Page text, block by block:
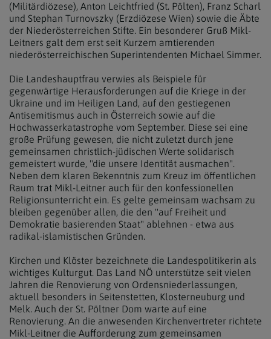
(Militärdiözese), Anton Leichtfried (St. Pölten), Franz Scharl
und Stephan Turnovszky (Erzdiözese Wien) sowie die Äbte
der Niederösterreichen Stifte. Ein besonderer Gruß Mikl-
Leitners galt dem erst seit Kurzem amtierenden
niederösterreichischen Superintendenten Michael Simmer.
Die Landeshauptfrau verwies als Beispiele für
gegenwärtige Herausforderungen auf die Kriege in der
Ukraine und im Heiligen Land, auf den gestiegenen
Antisemitismus auch in Österreich sowie auf die
Hochwasserkatastrophe vom September. Diese sei eine
große Prüfung gewesen, die nicht zuletzt durch jene
gemeinsamen christlich-jüdischen Werte solidarisch
gemeistert wurde, "die unsere Identität ausmachen".
Neben dem klaren Bekenntnis zum Kreuz im öffentlichen
Raum trat Mikl-Leitner auch für den konfessionellen
Religionsunterricht ein. Es gelte gemeinsam wachsam zu
bleiben gegenüber allen, die den "auf Freiheit und
Demokratie basierenden Staat" ablehnen - etwa aus
radikal-islamistischen Gründen.
Kirchen und Klöster bezeichnete die Landespolitikerin als
wichtiges Kulturgut. Das Land NÖ unterstütze seit vielen
Jahren die Renovierung von Ordensniederlassungen,
aktuell besonders in Seitenstetten, Klosterneuburg und
Melk. Auch der St. Pöltner Dom warte auf eine
Renovierung. An die anwesenden Kirchenvertreter richtete
Mikl-Leitner die Aufforderung zum gemeinsamen